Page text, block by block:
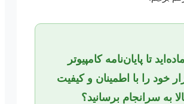
تا پایان‌نامه کامپیوتر
را با اطمینان و کیفیت
به سرانجام برسانید؟